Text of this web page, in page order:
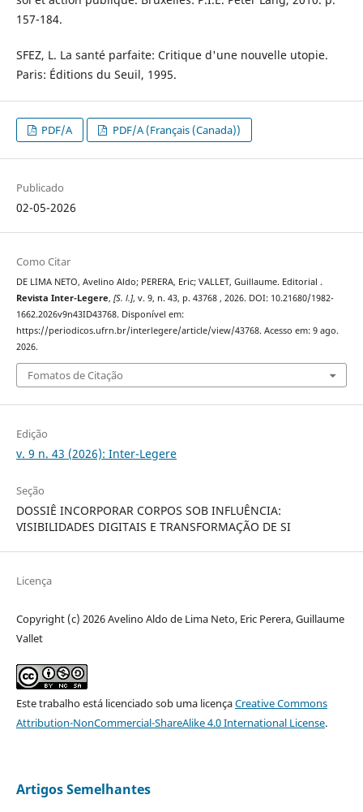
157-184.
SFEZ, L. La santé parfaite: Critique d'une nouvelle utopie.
Paris: Éditions du Seuil, 1995.
PDF/A PDF/A (Français (Canada))
Publicado
02-05-2026
Como Citar
DE LIMA NETO, Avelino Aldo; PERERA, Eric; VALLET, Guillaume. Editorial .
Revista Inter-Legere, [S. l.], v. 9, n. 43, p. 43768 , 2026. DOI: 10.21680/1982-
1662.2026v9n43ID43768. Disponível em:
https://periodicos.ufrn.br/interlegere/article/view/43768. Acesso em: 9 ago.
2026.
Fomatos de Citação
Edição
v. 9 n. 43 (2026): Inter-Legere
Seção
DOSSIÊ INCORPORAR CORPOS SOB INFLUÊNCIA:
VISIBILIDADES DIGITAIS E TRANSFORMAÇÃO DE SI
Licença
Copyright (c) 2026 Avelino Aldo de Lima Neto, Eric Perera, Guillaume
Vallet
Este trabalho está licenciado sob uma licençaCreative Commons
Attribution-NonCommercial-ShareAlike 4.0 International License.
Artigos Semelhantes